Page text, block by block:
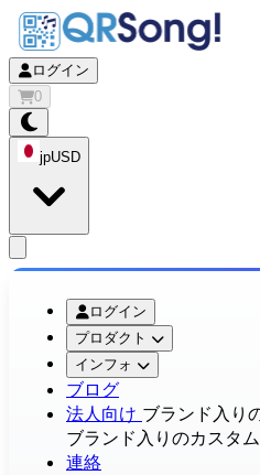
ログイン
0
jpUSD
ログイン
プロダクト
インフォ
ブログ
法人向け ブランド入り
ブランド入りのカスタ
連絡